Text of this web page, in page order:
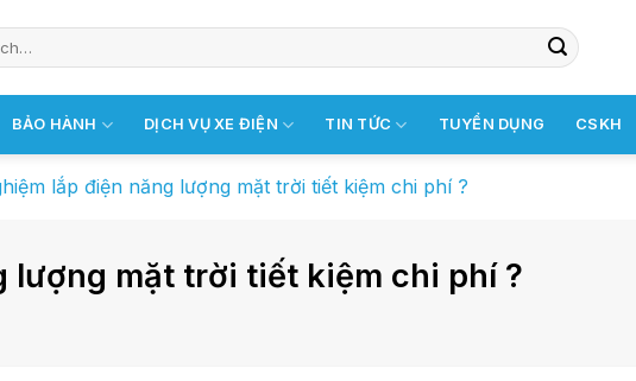
BẢO HÀNH DỊCH VỤ XE ĐIỆN TIN TỨC TUYỂN DỤNG CSKH
lắp điện năng lượng mặt trời tiết kiệm chi phí ?
lượng mặt trời tiết kiệm chi phí ?